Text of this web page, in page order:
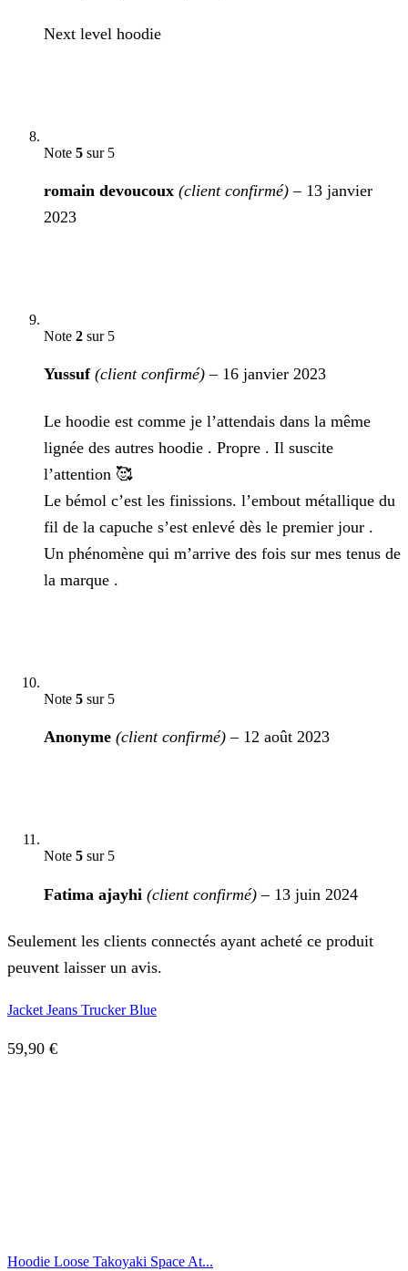
Next level hoodie
Note 5 sur 5
romain devoucoux (client confirmé) – 13 janvier
2023
Note 2 sur 5
Yussuf (client confirmé) – 16 janvier 2023
Le hoodie est comme je l’attendais dans la même
lignée des autres hoodie . Propre . Il suscite
l’attention 🥰
Le bémol c’est les finissions. l’embout métallique du
fil de la capuche s’est enlevé dès le premier jour .
Un phénomène qui m’arrive des fois sur mes tenus de
la marque .
Note 5 sur 5
Anonyme (client confirmé) – 12 août 2023
Note 5 sur 5
Fatima ajayhi (client confirmé) – 13 juin 2024
Seulement les clients connectés ayant acheté ce produit
peuvent laisser un avis.
Jacket Jeans Trucker Blue
59,90 €
Hoodie Loose Takoyaki Space At...